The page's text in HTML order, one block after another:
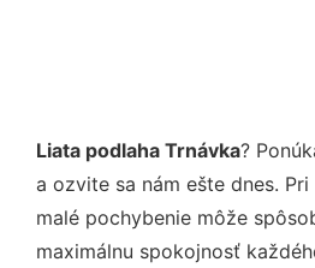
Liata podlaha Trnávka?
a ozvite sa nám ešte dnes.
malé pochybenie môže
maximálnu spokojnosť